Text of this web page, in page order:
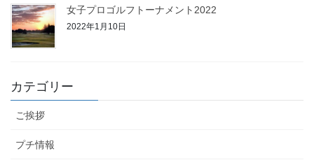
女子プロゴルフトーナメント2022
2022年1月10日
カテゴリー
ご挨拶
プチ情報